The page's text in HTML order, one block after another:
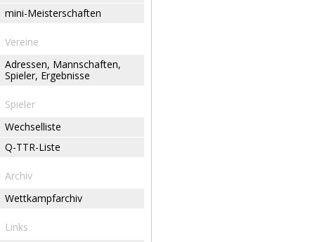
mini-Meisterschaften
Vereine
Adressen, Mannschaften,
Spieler, Ergebnisse
Spieler
Wechselliste
Q-TTR-Liste
Archiv
Wettkampfarchiv
Links